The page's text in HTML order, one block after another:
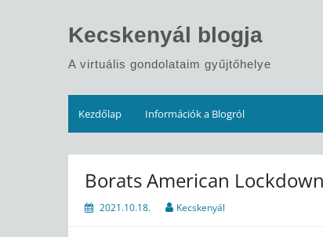
Kecskenyál blogja
A virtuális gondolataim gyűjtőhelye
Kezdőlap Információk a Blogról
Borats American
2021.10.18. Kecskenyál